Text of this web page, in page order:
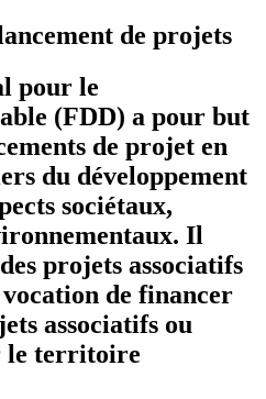
de projets
pour le
(FDD) a pour but
de projet en
du développement
sociétaux,
Il
projets associatifs
de financer
associatifs ou
le territoire